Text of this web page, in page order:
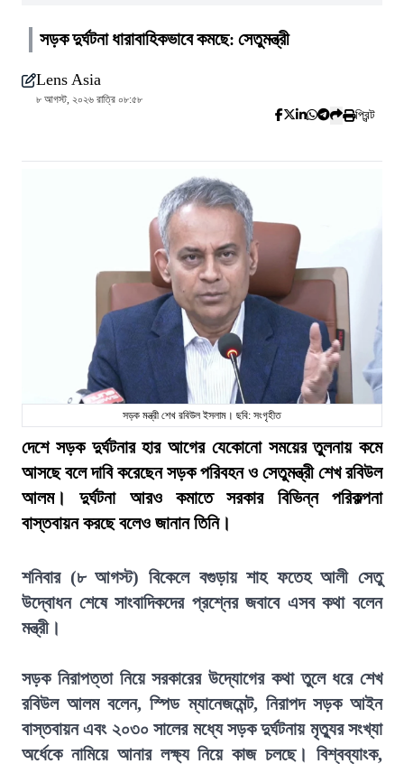
সড়ক দুর্ঘটনা ধারাবাহিকভাবে কমছে: সেতুমন্ত্রী
Lens Asia
৮ আগস্ট, ২০২৬ রাত্রি ০৮:৫৮
প্রিন্ট
সড়ক মন্ত্রী শেখ রবিউল ইসলাম। ছবি: সংগৃহীত
দেশে সড়ক দুর্ঘটনার হার আগের যেকোনো সময়ের তুলনায় কমে
আসছে বলে দাবি করেছেন সড়ক পরিবহন ও সেতুমন্ত্রী শেখ রবিউল
আলম। দুর্ঘটনা আরও কমাতে সরকার বিভিন্ন পরিকল্পনা
বাস্তবায়ন করছে বলেও জানান তিনি।
শনিবার (৮ আগস্ট) বিকেলে বগুড়ায় শাহ ফতেহ আলী সেতু
উদ্বোধন শেষে সাংবাদিকদের প্রশ্নের জবাবে এসব কথা বলেন
মন্ত্রী।
সড়ক নিরাপত্তা নিয়ে সরকারের উদ্যোগের কথা তুলে ধরে শেখ
রবিউল আলম বলেন, স্পিড ম্যানেজমেন্ট, নিরাপদ সড়ক আইন
বাস্তবায়ন এবং ২০৩০ সালের মধ্যে সড়ক দুর্ঘটনায় মৃত্যুর সংখ্যা
অর্ধেকে নামিয়ে আনার লক্ষ্য নিয়ে কাজ চলছে। বিশ্বব্যাংক,